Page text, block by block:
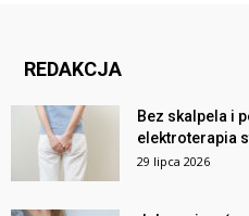
REDAKCJA
Bez skalpela i
elektroterapia
29 lipca 2026